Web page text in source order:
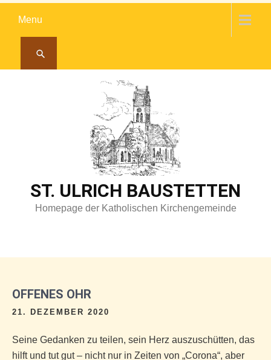
Menu
ST. ULRICH BAUSTETTEN
Homepage der Katholischen Kirchengemeinde
OFFENES OHR
21. DEZEMBER 2020
Seine Gedanken zu teilen, sein Herz auszuschütten, das
hilft und tut gut – nicht nur in Zeiten von „Corona“, aber